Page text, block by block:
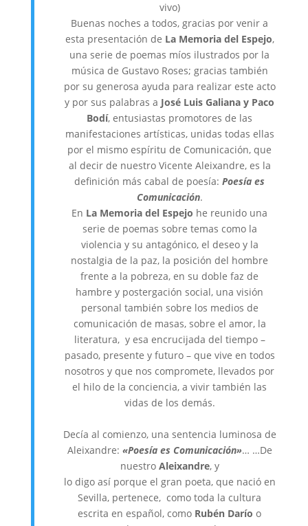
vivo)
Buenas noches a todos, gracias por venir a
esta presentación de La Memoria del Espejo,
una serie de poemas míos ilustrados por la
música de Gustavo Roses; gracias también
por su generosa ayuda para realizar este acto
y por sus palabras a José Luis Galiana y Paco
Bodí, entusiastas promotores de las
manifestaciones artísticas, unidas todas ellas
por el mismo espíritu de Comunicación, que
al decir de nuestro Vicente Aleixandre, es la
definición más cabal de poesía:Poesía es
Comunicación.
En La Memoria del Espejo he reunido una
serie de poemas sobre temas como la
violencia y su antagónico, el deseo y la
nostalgia de la paz, la posición del hombre
frente a la pobreza, en su doble faz de
hambre y postergación social, una visión
personal también sobre los medios de
comunicación de masas, sobre el amor, la
literatura, y esa encrucijada del tiempo –
pasado, presente y futuro – que vive en todos
nosotros y que nos compromete, llevados por
el hilo de la conciencia, a vivir también las
vidas de los demás.
Decía al comienzo, una sentencia luminosa de
Aleixandre: «Poesía es Comunicación»… …De
nuestro Aleixandre, y
lo digo así porque el gran poeta, que nació en
Sevilla, pertenece, como toda la cultura
escrita en español, como Rubén Darío o